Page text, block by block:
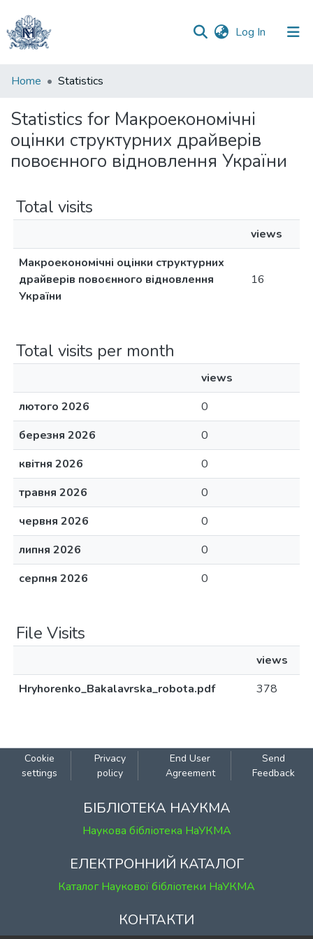
Log In (current)
Communities
Collections
All of DSpace
Home Statistics
Statistics for Макроекономічні
оцінки структурних драйверів
повоєнного відновлення України
Total visits
views
Макроекономічні оцінки структурних
драйверів повоєнного відновлення
України
16
Total visits per month
views
лютого 2026
0
березня 2026
0
квітня 2026
0
травня 2026
0
червня 2026
0
липня 2026
0
серпня 2026
0
File Visits
views
Hryhorenko_Bakalavrska_robota.pdf
378
Cookie
settings
Privacy
policy
End User
Agreement
Send
Feedback
БІБЛІОТЕКА НАУКМА
Наукова бібліотека НаУКМА
ЕЛЕКТРОННИЙ КАТАЛОГ
Каталог Наукової бібліотеки НаУКМА
КОНТАКТИ